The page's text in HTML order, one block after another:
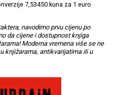
7,53450 kuna za 1 euro
navodimo prvu cijenu po
da cijene i dostupnost knjiga
Moderna vremena više se ne
knjižarama, antikvarijatima ili u